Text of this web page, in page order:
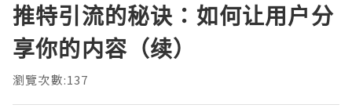
推特引流的秘诀：如何让用户分
享你的内容（续）
瀏覽次數:137